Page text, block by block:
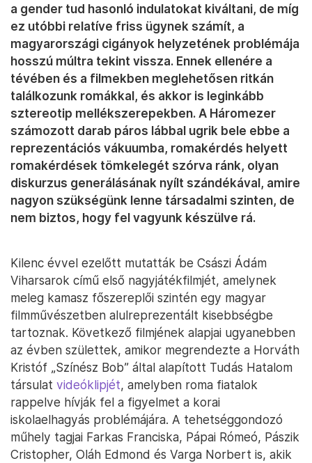
a gender tud hasonló indulatokat kiváltani, de míg
ez utóbbi relatíve friss ügynek számít, a
magyarországi cigányok helyzetének problémája
hosszú múltra tekint vissza. Ennek ellenére a
tévében és a filmekben meglehetősen ritkán
találkozunk romákkal, és akkor is leginkább
sztereotip mellékszerepekben. A Háromezer
számozott darab páros lábbal ugrik bele ebbe a
reprezentációs vákuumba, romakérdés helyett
romakérdések tömkelegét szórva ránk, olyan
diskurzus generálásának nyílt szándékával, amire
nagyon szükségünk lenne társadalmi szinten, de
nem biztos, hogy fel vagyunk készülve rá.
Kilenc évvel ezelőtt mutatták be Császi Ádám
Viharsarok című első nagyjátékfilmjét, amelynek
meleg kamasz főszereplői szintén egy magyar
filmművészetben alulreprezentált kisebbségbe
tartoznak. Következő filmjének alapjai ugyanebben
az évben születtek, amikor megrendezte a Horváth
Kristóf „Színész Bob” által alapított Tudás Hatalom
társulat videóklipjét, amelyben roma fiatalok
rappelve hívják fel a figyelmet a korai
iskolaelhagyás problémájára. A tehetséggondozó
műhely tagjai Farkas Franciska, Pápai Rómeó, Pászik
Cristopher, Oláh Edmond és Varga Norbert is, akik